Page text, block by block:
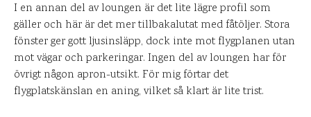
I en annan del av loungen är det lite lägre profil som
gäller och här är det mer tillbakalutat med fåtöljer. Stora
fönster ger gott ljusinsläpp, dock inte mot flygplanen utan
mot vägar och parkeringar. Ingen del av loungen har för
övrigt någon apron-utsikt. För mig förtar det
flygplatskänslan en aning, vilket så klart är lite trist.